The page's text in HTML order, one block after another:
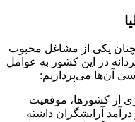
یکی از مشاغل محبوب
در این کشور به عوامل
آن‌ها می‌پردازیم:
از کشورها، موقعیت
درآمد آرایشگران داشته